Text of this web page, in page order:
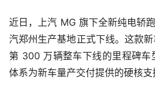
近日，上汽 MG 旗下全新纯电轿
汽郑州生产基地正式下线。这款
第 300 万辆整车下线的里程碑车
体系为新车量产交付提供的硬核支